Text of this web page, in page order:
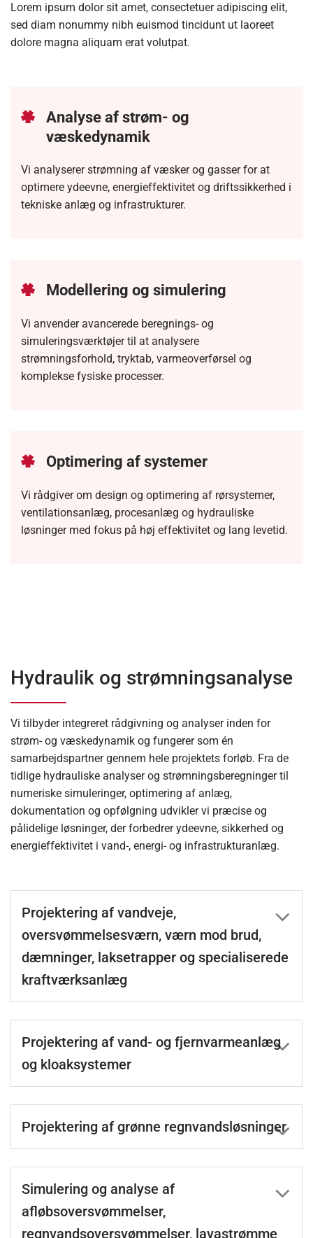
Lorem ipsum dolor sit amet, consectetuer adipiscing elit,
sed diam nonummy nibh euismod tincidunt ut laoreet
dolore magna aliquam erat volutpat.
Analyse af strøm- og
væskedynamik
Vi analyserer strømning af væsker og gasser for at
optimere ydeevne, energieffektivitet og driftssikkerhed i
tekniske anlæg og infrastrukturer.
Modellering og simulering
Vi anvender avancerede beregnings- og
simuleringsværktøjer til at analysere
strømningsforhold, tryktab, varmeoverførsel og
komplekse fysiske processer.
Optimering af systemer
Vi rådgiver om design og optimering af rørsystemer,
ventilationsanlæg, procesanlæg og hydrauliske
løsninger med fokus på høj effektivitet og lang levetid.
Hydraulik og strømningsanalyse
Vi tilbyder integreret rådgivning og analyser inden for
strøm- og væskedynamik og fungerer som én
samarbejdspartner gennem hele projektets forløb. Fra de
tidlige hydrauliske analyser og strømningsberegninger til
numeriske simuleringer, optimering af anlæg,
dokumentation og opfølgning udvikler vi præcise og
pålidelige løsninger, der forbedrer ydeevne, sikkerhed og
energieffektivitet i vand-, energi- og infrastrukturanlæg.
Projektering af vandveje,
oversvømmelsesværn, værn mod brud,
dæmninger, laksetrapper og specialiserede
kraftværksanlæg
Projektering af vand- og fjernvarmeanlæg
og kloaksystemer
Projektering af grønne regnvandsløsninger
Simulering og analyse af
afløbsoversvømmelser,
regnvandsoversvømmelser, lavastrømme